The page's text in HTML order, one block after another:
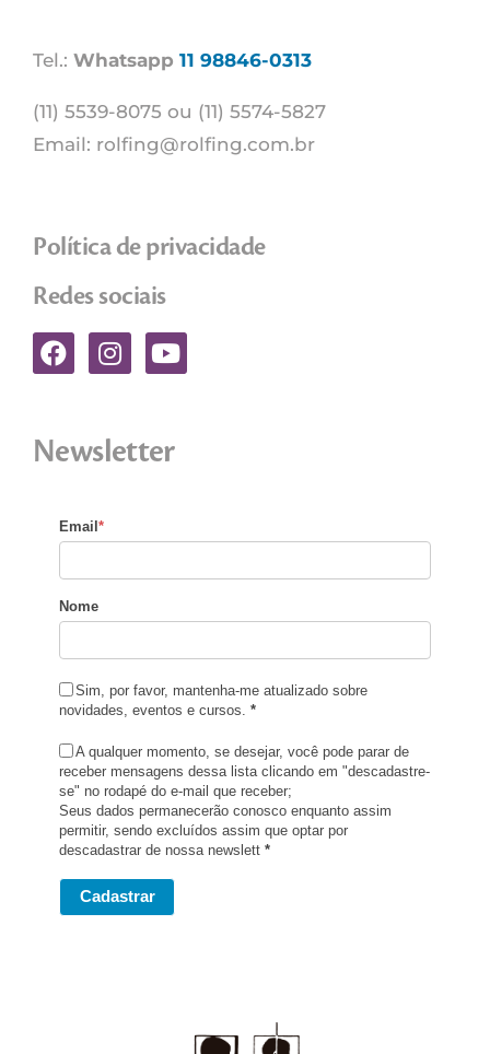
Tel.: Whatsapp 11 98846-0313
(11) 5539-8075 ou (11) 5574-5827
Email: rolfing@rolfing.com.br
Política de privacidade
Redes sociais
Newsletter
Email *
Nome
Sim, por favor, mantenha-me atualizado sobre
novidades, eventos e cursos. *
A qualquer momento, se desejar, você pode parar de
receber mensagens dessa lista clicando em "descadastre-
se" no rodapé do e-mail que receber;
Seus dados permanecerão conosco enquanto assim
permitir, sendo excluídos assim que optar por
descadastrar de nossa newslett *
Cadastrar